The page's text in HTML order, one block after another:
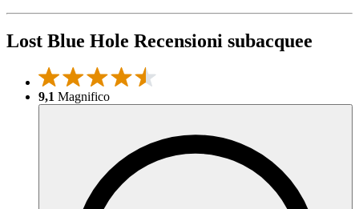
Lost Blue Hole Recensioni subacquee
9,1 Magnifico